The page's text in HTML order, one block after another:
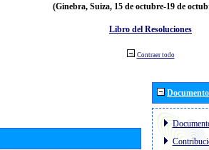
(Ginebra, Suiza, 15 de octubre-19 de
Libro del Resoluciones
Contraer todo